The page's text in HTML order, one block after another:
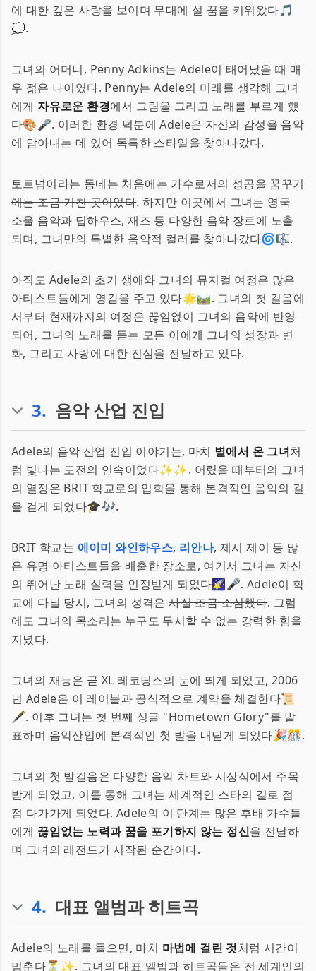
에 대한 깊은 사랑을 보이며 무대에 설 꿈을 키워왔다🎵
💭.
그녀의 어머니, Penny Adkins는 Adele이 태어났을 때 매
우 젊은 나이였다. Penny는 Adele의 미래를 생각해 그녀
에게자유로운 환경에서 그림을 그리고 노래를 부르게 했
다🎨🎤. 이러한 환경 덕분에 Adele은 자신의 감성을 음악
에 담아내는 데 있어 독특한 스타일을 찾아나갔다.
토트넘이라는 동네는처음에는 가수로서의 성공을 꿈꾸기
에는 조금 거친 곳이었다. 하지만 이곳에서 그녀는 영국
소울 음악과 딥하우스, 재즈 등 다양한 음악 장르에 노출
되며, 그녀만의 특별한 음악적 컬러를 찾아나갔다🌀🎼.
아직도 Adele의 초기 생애와 그녀의 뮤지컬 여정은 많은
아티스트들에게 영감을 주고 있다🌟🛤️. 그녀의 첫 걸음에
서부터 현재까지의 여정은 끊임없이 그녀의 음악에 반영
되어, 그녀의 노래를 듣는 모든 이에게 그녀의 성장과 변
화, 그리고 사랑에 대한 진심을 전달하고 있다.
3. 음악 산업 진입
Adele의 음악 산업 진입 이야기는, 마치 별에서 온 그녀처
럼 빛나는 도전의 연속이었다✨✨. 어렸을 때부터의 그녀
의 열정은 BRIT 학교로의 입학을 통해 본격적인 음악의 길
을 걷게 되었다🎓🎶.
BRIT 학교는 에이미 와인하우스, 리안나, 제시 제이 등 많
은 유명 아티스트들을 배출한 장소로, 여기서 그녀는 자신
의 뛰어난 노래 실력을 인정받게 되었다🌠🎤. Adele이 학
교에 다닐 당시, 그녀의 성격은사실 조금 소심했다. 그럼
에도 그녀의 목소리는 누구도 무시할 수 없는 강력한 힘을
지녔다.
그녀의 재능은 곧 XL 레코딩스의 눈에 띄게 되었고, 2006
년 Adele은 이 레이블과 공식적으로 계약을 체결한다📜
🖋️. 이후 그녀는 첫 번째 싱글 "Hometown Glory"를 발
표하며 음악산업에 본격적인 첫 발을 내딛게 되었다🎉🎊.
그녀의 첫 발걸음은 다양한 음악 차트와 시상식에서 주목
받게 되었고, 이를 통해 그녀는 세계적인 스타의 길로 점
점 다가가게 되었다. Adele의 이 단계는 많은 후배 가수들
에게 끊임없는 노력과 꿈을 포기하지 않는 정신을 전달하
며 그녀의 레전드가 시작된 순간이다.
4. 대표 앨범과 히트곡
Adele의 노래를 들으면, 마치 마법에 걸린 것처럼 시간이
멈춘다⏳✨. 그녀의 대표 앨범과 히트곡들은 전 세계인의